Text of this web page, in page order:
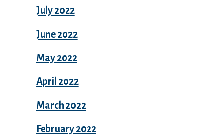
July 2022
June 2022
May 2022
April 2022
March 2022
February 2022